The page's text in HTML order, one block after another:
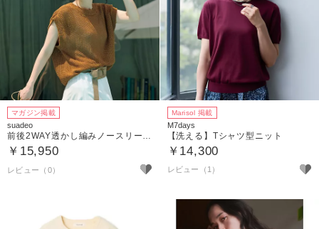
マガジン掲載
suadeo
前後2WAY透かし編みノースリーブニット
￥15,950
Marisol 掲載
M7days
【洗える】Tシャツ型ニット
￥14,300
レビュー（1）